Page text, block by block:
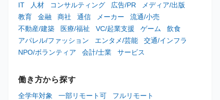
IT 人材 コンサルティング 広告/PR
メディア/出版
教育
金融 商社 通信 メーカー
流通/小売
不動産/建築
医療/福祉 VC/起業支援 ゲーム
飲食
アパレル/ファッション
エンタメ/芸能
交通/インフラ
NPO/ボランティア
会計/士業 サービス
働き方から探す
全学年対象 一部リモート可
フルリモート